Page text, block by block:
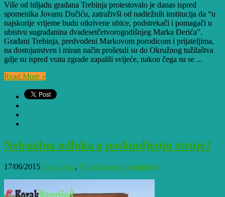
Više od hiljadu građana Trebinja protestovalo je danas ispred
spomenika Jovanu Dučiću, zatraživši od nadležnih institucija da “u
najskorije vrijeme budu otkrivene ubice, podstrekači i pomagači u
ubistvu sugrađanina dvadesetčetvorogodišnjeg Marka Đerića”.
Građani Trebinja, predvođeni Markovom porodicom i prijateljima,
na dostojanstven i miran način prošetali su do Okružnog tužilaštva
gdje su ispred vrata zgrade zapalili svijeće, nakon čega su se ...
Read More »
Nelegalna odluka o poskupljenju struje?
17/06/2015 Sve vijesti, Vijesti Leave a comment